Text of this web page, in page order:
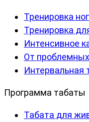
Тренировка
Тренировка
Интенсивное
От
Интервальная
Программа табаты
Табата для